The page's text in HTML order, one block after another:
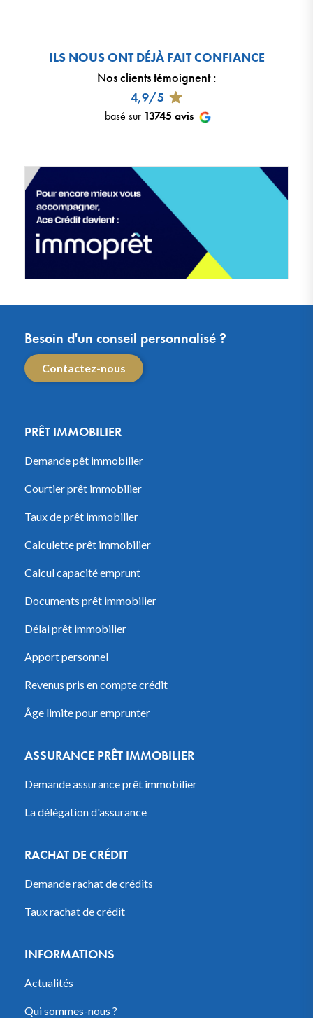
ILS NOUS ONT DÉJÀ FAIT CONFIANCE
Nos clients témoignent:
4,9/5
basé sur 13745 avis
Besoin d'un conseil personnalisé ?
Contactez-nous
PRÊT IMMOBILIER
Demande pêt immobilier
Courtier prêt immobilier
Taux de prêt immobilier
Calculette prêt immobilier
Calcul capacité emprunt
Documents prêt immobilier
Délai prêt immobilier
Apport personnel
Revenus pris en compte crédit
Âge limite pour emprunter
ASSURANCE PRÊT IMMOBILIER
Demande assurance prêt immobilier
La délégation d'assurance
RACHAT DE CRÉDIT
Demande rachat de crédits
Taux rachat de crédit
INFORMATIONS
Actualités
Qui sommes-nous ?